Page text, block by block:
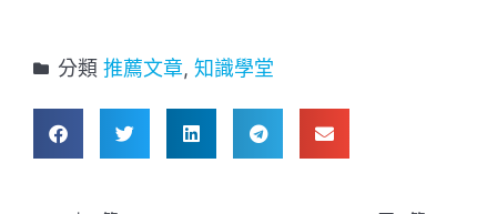
分類 推薦文章, 知識學堂